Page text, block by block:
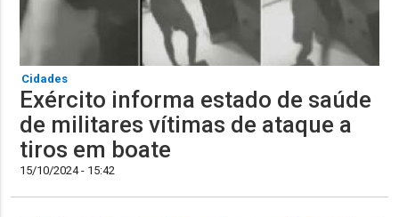
Cidades
Exército informa estado de saúde
de militares vítimas de ataque a
tiros em boate
15/10/2024 - 15:42